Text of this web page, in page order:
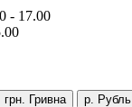
- 17.00
грн. Гривна р. Рубль